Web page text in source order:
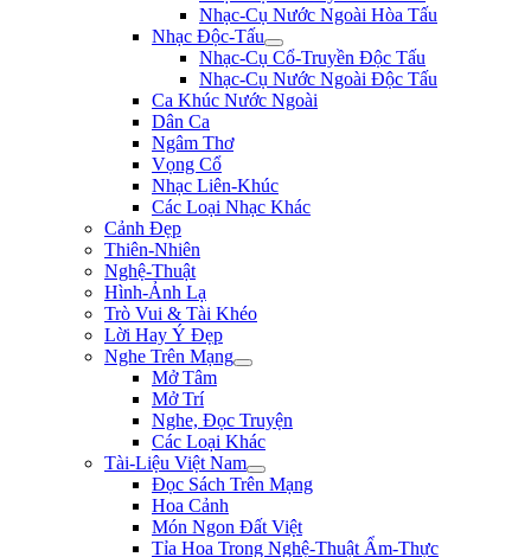
Nhạc-Cụ Nước Ngoài Hòa Tấu
Nhạc Độc-Tấu
Nhạc-Cụ Cổ-Truyền Độc Tấu
Nhạc-Cụ Nước Ngoài Độc Tấu
Ca Khúc Nước Ngoài
Dân Ca
Ngâm Thơ
Vọng Cổ
Nhạc Liên-Khúc
Các Loại Nhạc Khác
Cảnh Đẹp
Thiên-Nhiên
Nghệ-Thuật
Hình-Ảnh Lạ
Trò Vui & Tài Khéo
Lời Hay Ý Đẹp
Nghe Trên Mạng
Mở Tâm
Mở Trí
Nghe, Đọc Truyện
Các Loại Khác
Tài-Liệu Việt Nam
Đọc Sách Trên Mạng
Hoa Cảnh
Món Ngon Đất Việt
Tỉa Hoa Trong Nghệ-Thuật Ẩm-Thực